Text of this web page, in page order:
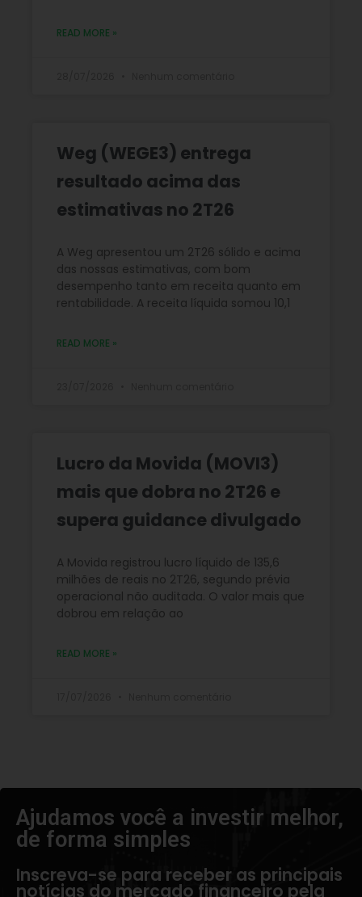
READ MORE »
Weg (WEGE3) entrega
resultado acima das
estimativas no 2T26
A Weg apresentou um 2T26 sólido e acima
das nossas estimativas, com bom
desempenho tanto em receita quanto em
rentabilidade. A receita líquida somou 10,1
READ MORE »
Lucro da Movida (MOVI3)
mais que dobra no 2T26 e
supera guidance divulgado
A Movida registrou lucro líquido de 135,6
milhões de reais no 2T26, segundo prévia
operacional não auditada. O valor mais que
dobrou em relação ao
READ MORE »
Ajudamos você a investir melhor,
de forma simples​
Inscreva-se para receber as principais
notícias do mercado financeiro pela